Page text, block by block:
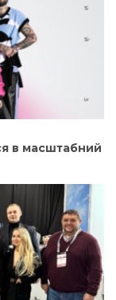
в масштабний